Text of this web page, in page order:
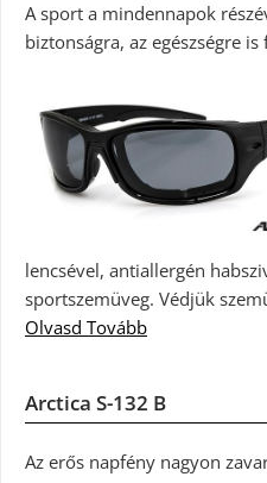
A sport a mindennapok
biztonságra, az egészségre
lencsével, antiallergén
sportszemüveg. Védjük
Olvasd Tovább
Arctica S-132 B
Az erős napfény nagyon